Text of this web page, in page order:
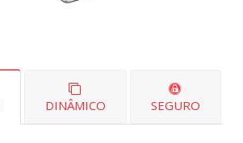
DINÂMICO SEGURO